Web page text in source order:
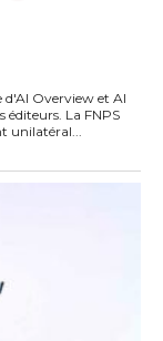
d'AI Overview et AI
éditeurs. La FNPS
unilatéral...